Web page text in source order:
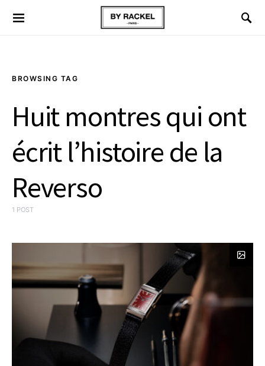
BROWSING TAG
Huit montres qui ont
écrit l’histoire de la
Reverso
1 POST